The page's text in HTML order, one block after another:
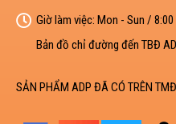
Giờ làm việc: Mon - Sun /
Bản đồ chỉ đường đến TBĐ
SẢN PHẨM ADP ĐÃ CÓ TRÊN